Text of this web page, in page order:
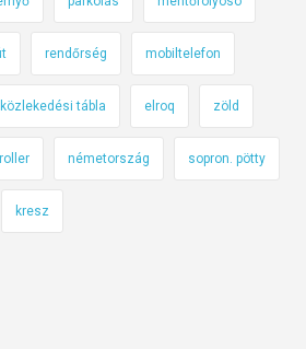
rendőrség mobiltelefon
közlekedési tábla elroq zöld
németország sopron. pötty
kresz